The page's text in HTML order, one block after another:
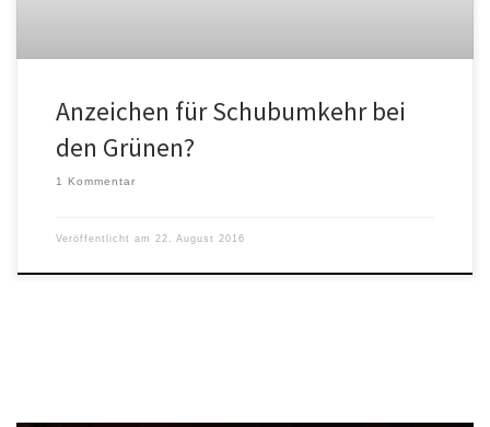
Anzeichen für Schubumkehr bei
den Grünen?
1 Kommentar
Veröffentlicht am 22. August 2016